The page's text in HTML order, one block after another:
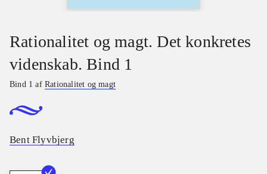
Rationalitet og magt. Det konkretes
videnskab. Bind 1
Bind 1 afRationalitet og magt
Bent Flyvbjerg